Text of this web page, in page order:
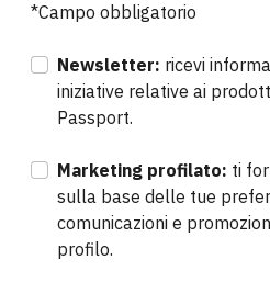
*Campo obbligatorio
Newsletter: ricevi
iniziative relative ai
Passport.
Marketing profilato: ti
sulla base delle tue
comunicazioni e
profilo.